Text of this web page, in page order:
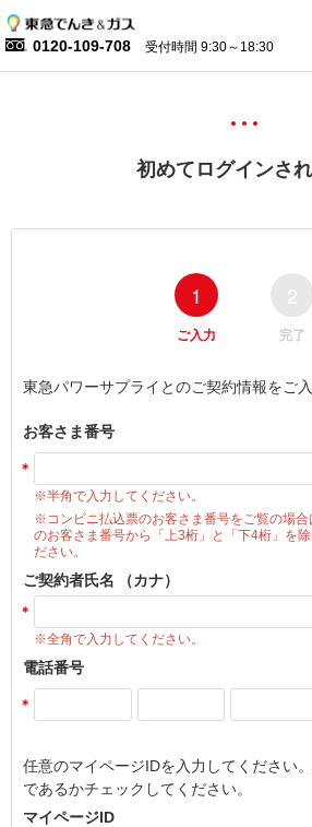
0120-109-708 受付時間 9:30～18:30
初めてログインさ
1
ご入力 完了
東急パワーサプライとのご契約情報をご入
お客さま番号
※半角で入力してください。
※コンビニ払込票のお客さま番号をご覧の場
のお客さま番号から「上3桁」と「下4桁」を
ださい。
ご契約者氏名 （カナ）
※全角で入力してください。
電話番号
任意のマイページIDを入力してください
であるかチェックしてください。
マイページID